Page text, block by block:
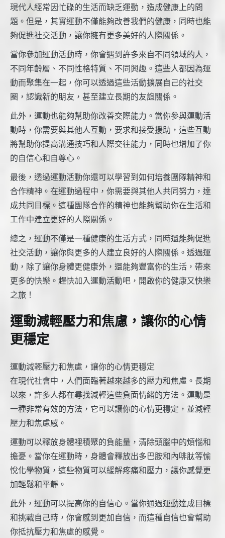
現代人經常因忙碌的生活而缺乏運動，造成健康上的問
題。但是，其實運動不僅能夠改善我們的健康，同時也能
夠促進社交活動，讓你擁有更多美好的人際關係。
當你參加運動活動時，你會遇到許多來自不同領域的人，
不同年齡層、不同性格特質、不同興趣。這些人都因為運
動而聚集在一起，你可以透過這些活動擴展自己的社交
圈，認識新的朋友，甚至建立長期的友誼關係。
此外，運動也能夠幫助你改善交際能力。當你參與運動活
動時，你需要與其他人互動，要求和接受援助，這些互動
將幫助你提高溝通技巧和人際交往能力，同時也增加了你
的自信心和自尊心。
最後，透過運動活動你還可以學習到如何培養團隊精神和
合作精神。在運動過程中，你需要與其他人共同努力，達
成共同目標。這種團隊合作的精神也能夠幫助你在生活和
工作中建立更好的人際關係。
總之，運動不僅是一種健康的生活方式，同時還能夠促進
社交活動，讓你與更多的人建立良好的人際關係。透過運
動，除了讓你身體更健康外，還能夠豐富你的生活，帶來
更多的快樂。趕快加入運動活動吧，開啟你的健康又快樂
之旅！
運動減輕壓力和焦慮，讓你的心情
更穩定
運動減輕壓力和焦慮，讓你的心情更穩定
在現代社會中，人們面臨著越來越多的壓力和焦慮。長期
以來，許多人都在尋找減輕這些負面情緒的方法。運動是
一種非常有效的方法，它可以讓你的心情更穩定，並減輕
壓力和焦慮感。
運動可以釋放身體裡積聚的負能量，清除頭腦中的煩惱和
擔憂。當你在運動時，身體會釋放出多巴胺和內啡肽等愉
悅化學物質，這些物質可以緩解疼痛和壓力，讓你感覺更
加輕鬆和平靜。
此外，運動可以提高你的自信心。當你通過運動達成目標
和挑戰自己時，你會感到更加自信，而這種自信也會幫助
你抵抗壓力和焦慮的感覺。